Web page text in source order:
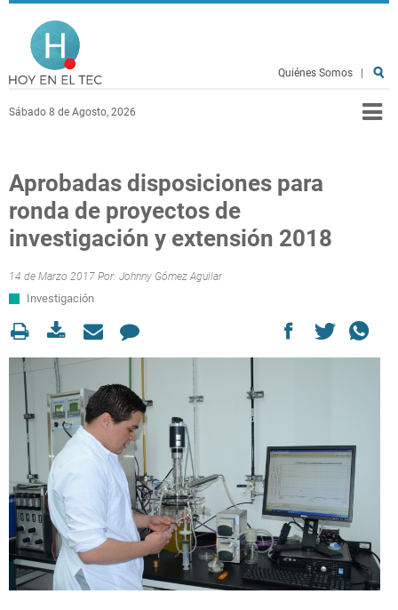
Pasar al contenido principal
Sábado 8 de Agosto, 2026
Quiénes Somos
Aprobadas disposiciones para
ronda de proyectos de
investigación y extensión 2018
14 de Marzo 2017 Por: Johnny Gómez Aguilar
Investigación